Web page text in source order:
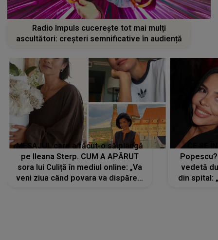
Radio Impuls cucerește tot mai mulți
ascultători: creșteri semnificative în audiență
MESAJUL care a făcut-o să plângă
pe Ileana Sterp. CUM A APĂRUT
sora lui Culiță în mediul online: „Va
veni ziua când povara va dispărea,
vedetă
din spital: